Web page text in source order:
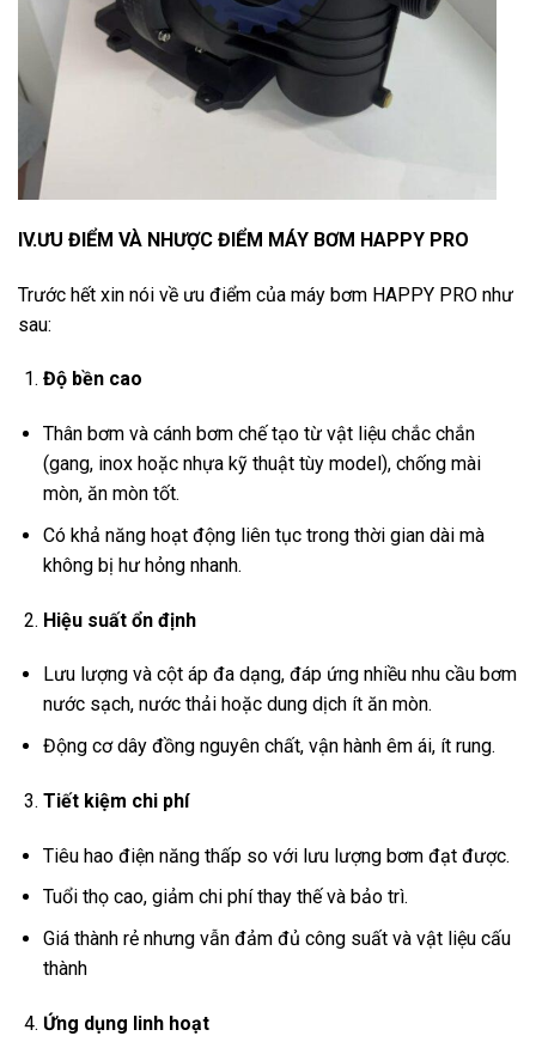
IV.ƯU ĐIỂM VÀ NHƯỢC ĐIỂM MÁY BƠM HAPPY PRO
Trước hết xin nói về ưu điểm của máy bơm HAPPY PRO như
sau:
Độ bền cao
Thân bơm và cánh bơm chế tạo từ vật liệu chắc chắn
(gang, inox hoặc nhựa kỹ thuật tùy model), chống mài
mòn, ăn mòn tốt.
Có khả năng hoạt động liên tục trong thời gian dài mà
không bị hư hỏng nhanh.
Hiệu suất ổn định
Lưu lượng và cột áp đa dạng, đáp ứng nhiều nhu cầu bơm
nước sạch, nước thải hoặc dung dịch ít ăn mòn.
Động cơ dây đồng nguyên chất, vận hành êm ái, ít rung.
Tiết kiệm chi phí
Tiêu hao điện năng thấp so với lưu lượng bơm đạt được.
Tuổi thọ cao, giảm chi phí thay thế và bảo trì.
Giá thành rẻ nhưng vẫn đảm đủ công suất và vật liệu cấu
thành
Ứng dụng linh hoạt